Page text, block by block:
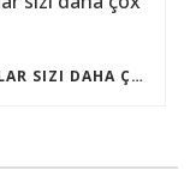
MOSTBET CASHBACK: HANGI OYUNLAR SIZI DAHA ÇOX QAZANA BILƏR?